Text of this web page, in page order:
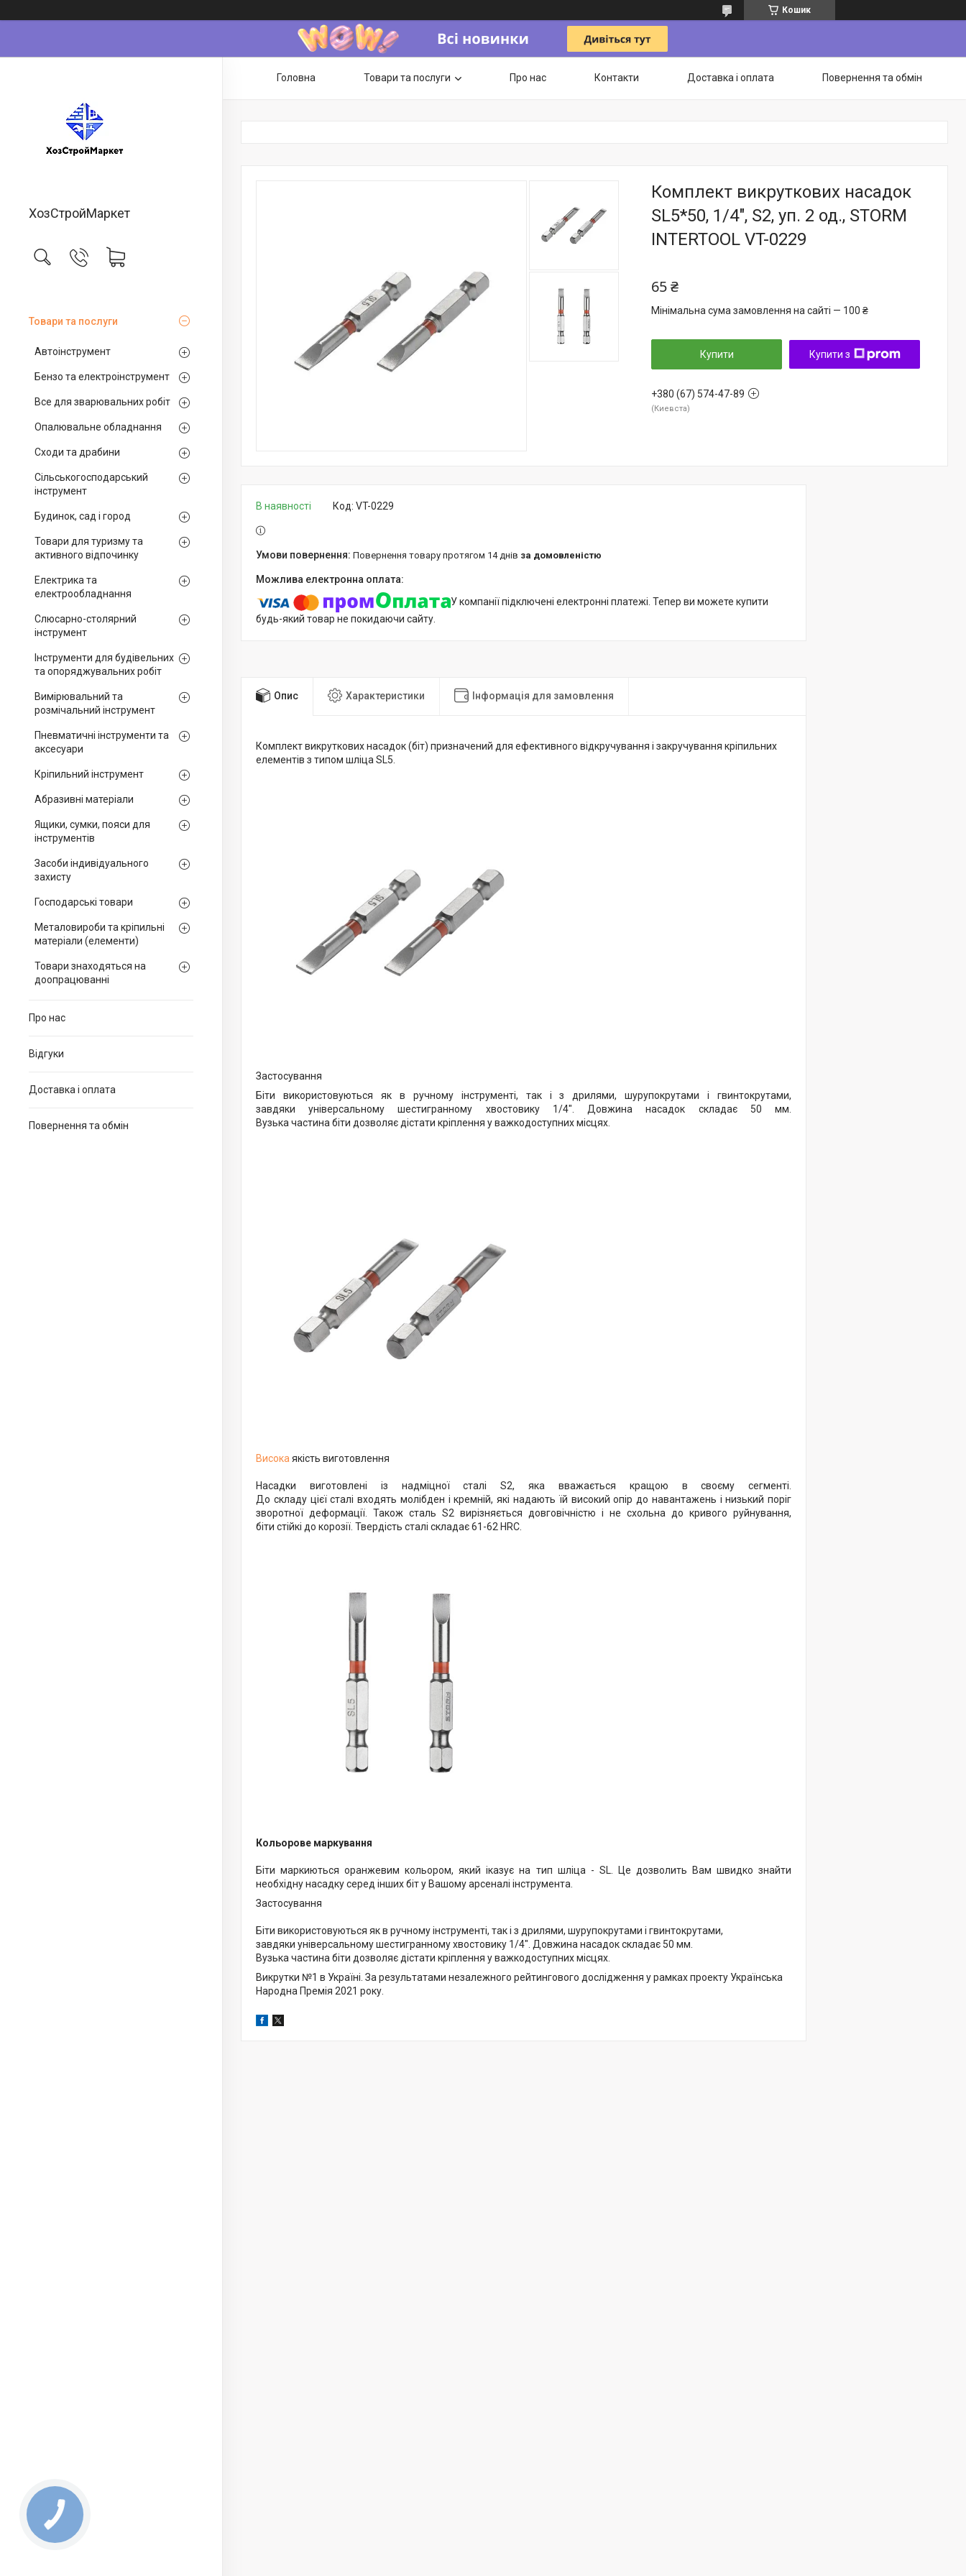
Кошик
ХозСтройМаркет
Товари та послуги
Автоінструмент
Бензо та електроінструмент
Все для зварювальних робіт
Опалювальне обладнання
Сходи та драбини
Сільськогосподарський
інструмент
Будинок, сад і город
Товари для туризму та
активного відпочинку
Електрика та
електрообладнання
Слюсарно-столярний
інструмент
Інструменти для будівельних
та опоряджувальних робіт
Вимірювальний та
розмічальний інструмент
Пневматичні інструменти та
аксесуари
Кріпильний інструмент
Абразивні матеріали
Ящики, сумки, пояси для
інструментів
Засоби індивідуального
захисту
Господарські товари
Металовироби та кріпильні
матеріали (елементи)
Товари знаходяться на
доопрацюванні
Про нас
Відгуки
Доставка і оплата
Повернення та обмін
Головна Товари та послуги Про нас Контакти Доставка і оплата Повернення та обмін
Комплект викруткових насадок
SL5*50, 1/4", S2, уп. 2 од., STORM
INTERTOOL VT-0229
65 ₴
Мінімальна сума замовлення на сайті — 100 ₴
Купити Купити з
+380 (67) 574-47-89
Киевста
В наявності Код: VT-0229
повернення товару протягом 14 днів за домовленістю
У компанії підключені електронні платежі. Тепер ви можете купити
будь-який товар не покидаючи сайту.
Опис Характеристики Інформація для замовлення
Комплект викруткових насадок (біт) призначений для ефективного відкручування і закручування кріпильних
елементів з типом шліца SL5.
Застосування
Біти використовуються як в ручному інструменті, так і з дрилями, шурупокрутами і гвинтокрутами,
завдяки універсальному шестигранному хвостовику 1/4". Довжина насадок складає 50 мм.
Вузька частина біти дозволяє дістати кріплення у важкодоступних місцях.
Високаякість виготовлення
Насадки виготовлені із надміцної сталі S2, яка вважається кращою в своєму сегменті.
До складу цієї сталі входять молібден і кремній, які надають їй високий опір до навантажень і низький поріг
зворотної деформації. Також сталь S2 вирізняється довговічністю і не схольна до кривого руйнування,
біти стійкі до корозії. Твердість сталі складає 61-62 HRC.
Кольорове маркування
Біти маркиються оранжевим кольором, який іказує на тип шліца - SL. Це дозволить Вам швидко знайти
необхідну насадку серед інших біт у Вашому арсеналі інструмента.
Застосування
Біти використовуються як в ручному інструменті, так і з дрилями, шурупокрутами і гвинтокрутами,
завдяки універсальному шестигранному хвостовику 1/4". Довжина насадок складає 50 мм.
Вузька частина біти дозволяє дістати кріплення у важкодоступних місцях.
Викрутки №1 в Україні. За результатами незалежного рейтингового дослідження у рамках проекту Українська
Народна Премія 2021 року.